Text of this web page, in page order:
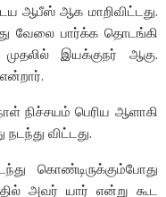
ஆபீஸ் ஆக மாறிவிட்டது.
வேலை பார்க்க தொடங்கி
இயக்குநர் ஆகு.
நிச்சயம் பெரிய ஆளாகி
விட்டது.
கொண்டிருக்கும்போது
அவர் யார் என்று கூட